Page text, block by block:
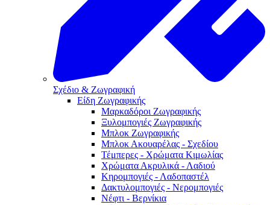
Σχέδιο & Ζωγραφική
Είδη Ζωγραφικής
Μαρκαδόροι Ζωγραφικής
Ξυλομπογιές Ζωγραφικής
Μπλοκ Ζωγραφικής
Μπλοκ Ακουαρέλας - Σχεδίου
Τέμπερες - Χρώματα Κιμωλίας
Χρώματα Ακρυλικά - Λαδιού
Κηρομπογιές - Λαδοπαστέλ
Δακτυλομπογιές - Νερομπογιές
Νέφτι - Βερνίκια